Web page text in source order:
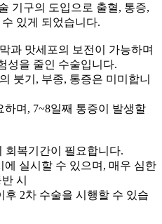
기구의 도입으로 출혈, 통증,
있게 되었습니다.
과 맛세포의 보전이 가능하며
성을 줄인 수술입니다.
붓기, 부종, 통증은 미미합니
며, 7~8일째 통증이 발생할
회복기간이 필요합니다.
에 실시할 수 있으며, 매우 심한
시
후 2차 수술을 시행할 수 있습